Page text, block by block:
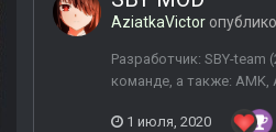
AziatkaVictor
Разработчик: SBY-team
команде, а также:
1 июля, 2020